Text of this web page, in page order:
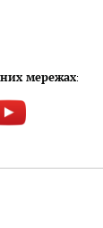
мережах: